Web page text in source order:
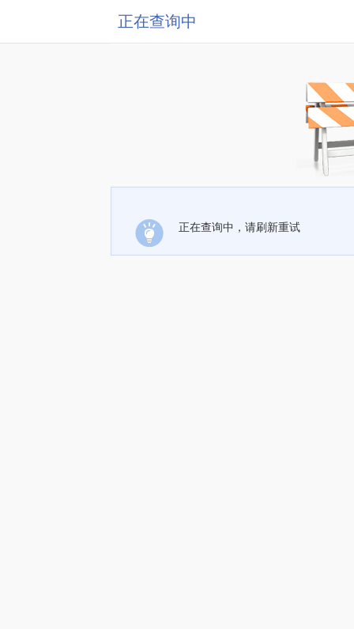
正在查询中
正在查询中，请刷新重试